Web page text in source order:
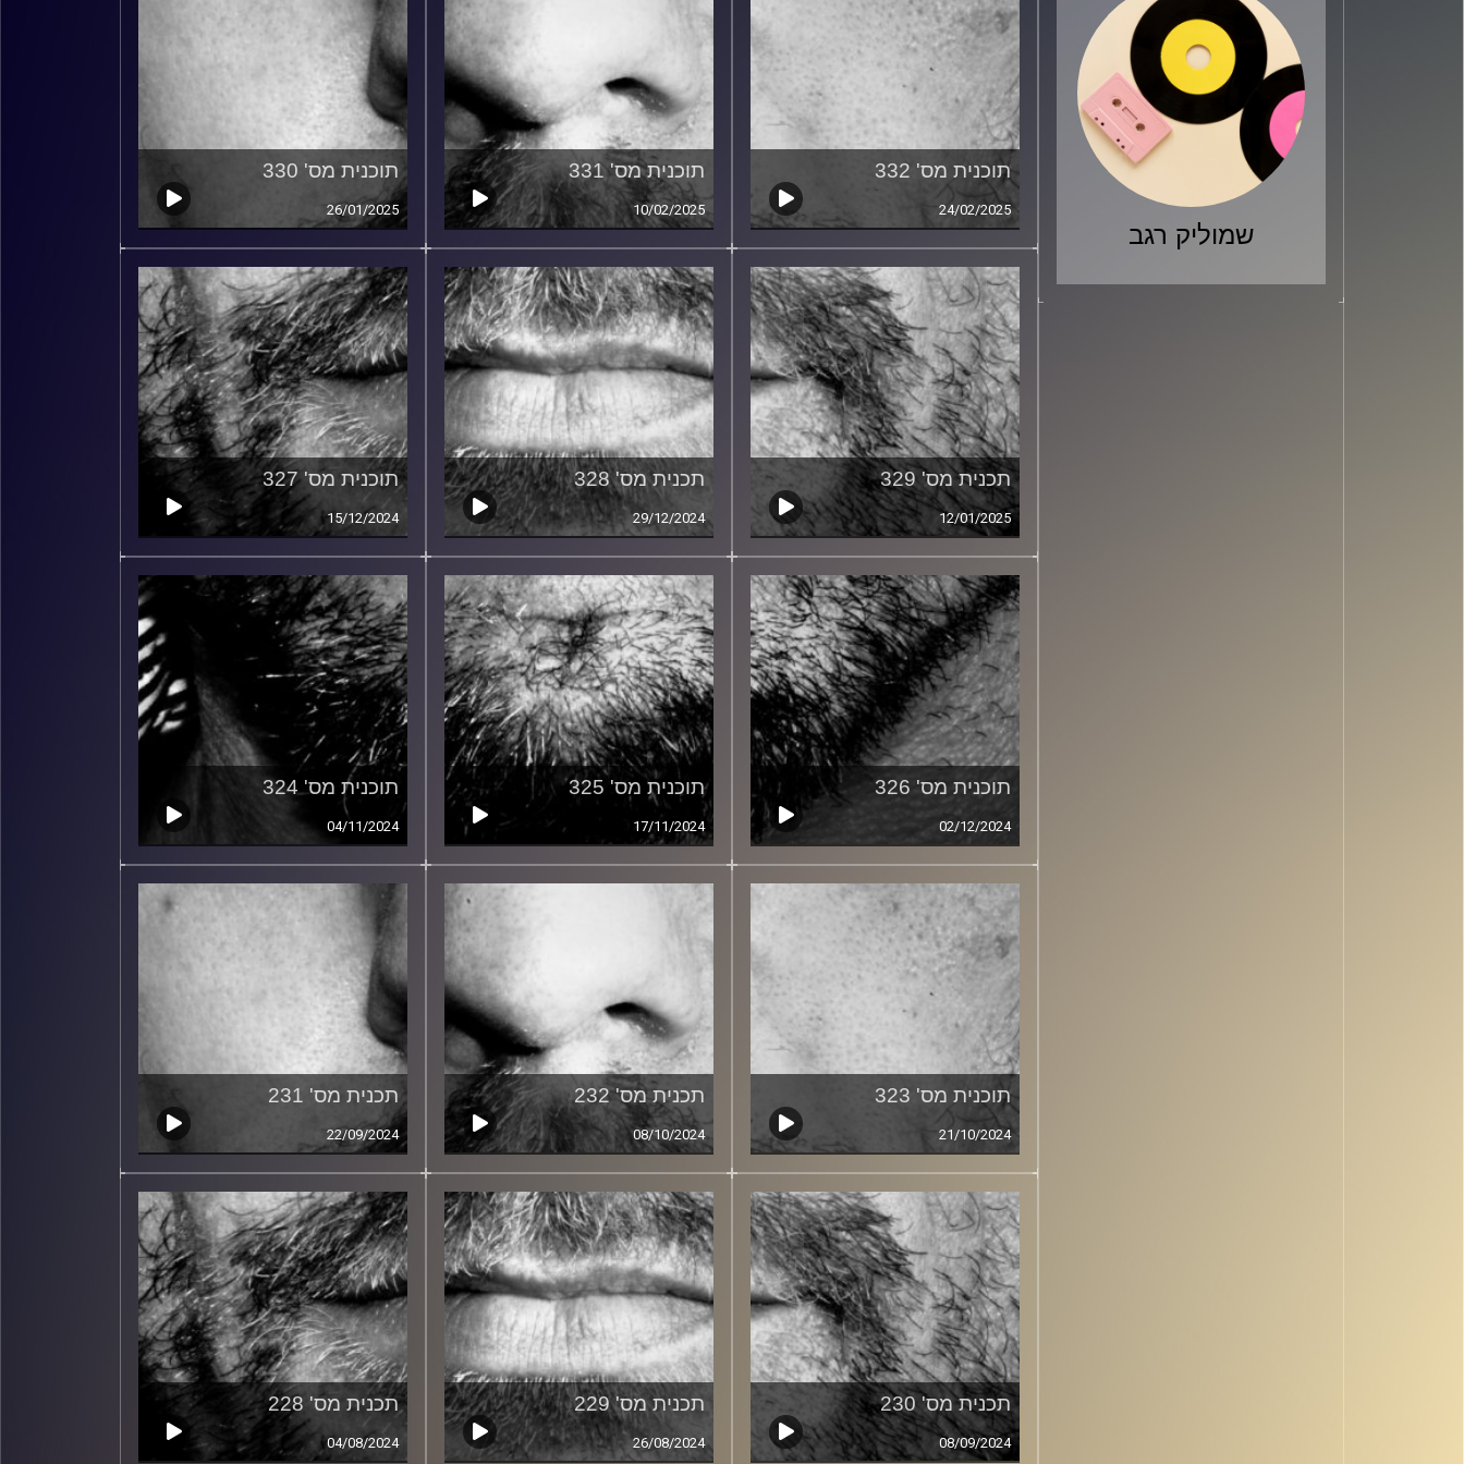
שמוליק רגב
תוכנית מס' 332
24/02/2025
תוכנית מס' 331
10/02/2025
תוכנית מס' 330
26/01/2025
תכנית מס' 329
12/01/2025
תכנית מס' 328
29/12/2024
תוכנית מס' 327
15/12/2024
תוכנית מס' 326
02/12/2024
תוכנית מס' 325
17/11/2024
תוכנית מס' 324
04/11/2024
תוכנית מס' 323
21/10/2024
תכנית מס' 232
08/10/2024
תכנית מס' 231
22/09/2024
תכנית מס' 230
08/09/2024
תכנית מס' 229
26/08/2024
תכנית מס' 228
04/08/2024